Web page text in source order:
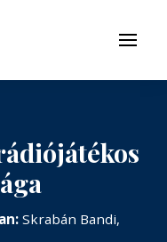
Menü
Skrabán Bandi,